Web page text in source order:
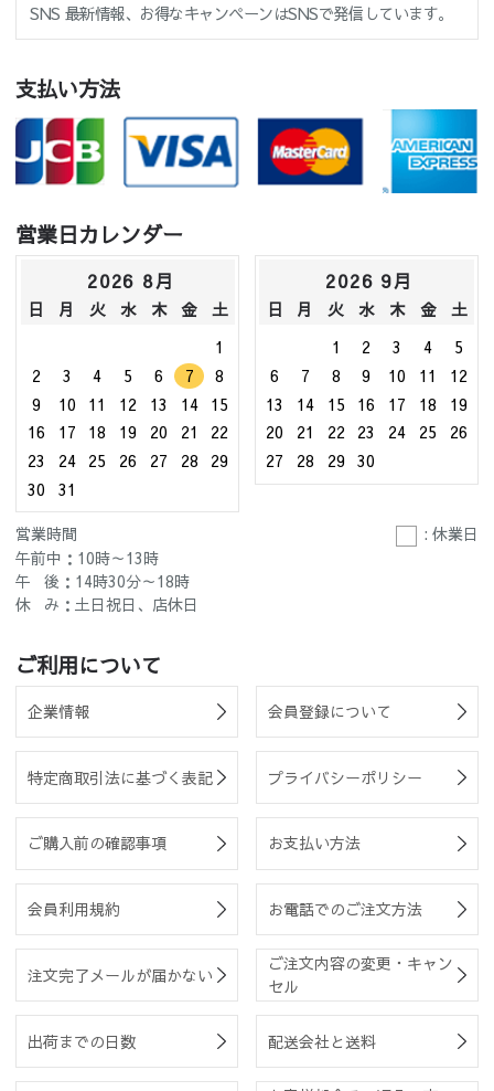
SNS 最新情報、お得なキャンペーンはSNSで発信しています。
支払い方法
営業日カレンダー
2026 8月
日 月 火 水 木 金
土
1
2
3 4 5 6 7
8
9
10 11 12 13 14
15
16
17 18 19 20 21
22
23
24 25 26 27 28
29
30
31
2026 9月
日 月 火 水 木 金
土
1
2 3 4
5
6
7 8 9 10 11
12
13
14 15 16 17 18
19
20
21 22 23 24 25
26
27
28 29 30
営業時間
: 休業日
午前中：10時～13時
午 後：14時30分～18時
休 み：土日祝日、店休日
ご利用について
企業情報 会員登録について
特定商取引法に基づく表記 プライバシーポリシー
ご購入前の確認事項 お支払い方法
会員利用規約 お電話でのご注文方法
注文完了メールが届かない
ご注文内容の変更・キャン
セル
出荷までの日数 配送会社と送料